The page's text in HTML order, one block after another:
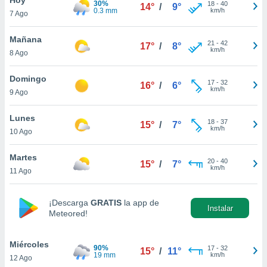
y
en
más
de
cookies
aceptar
7 Ago
30%
0.3 mm
14° / 9° 18- 40
km/h
Mañana
8 Ago
17° / 8° 21 - 42
km/h
Domingo
9 Ago
16° / 6° 17- 32
km/h
Lunes
10 Ago
15° / 7° 18- 37
km/h
Martes
11 Ago
15° / 7° 20- 40
km/h
¡Descarga GRATIS la app de
Meteored!
Instalar
Miércoles
12 Ago
90%
19 mm
15° / 11° 17- 32
km/h